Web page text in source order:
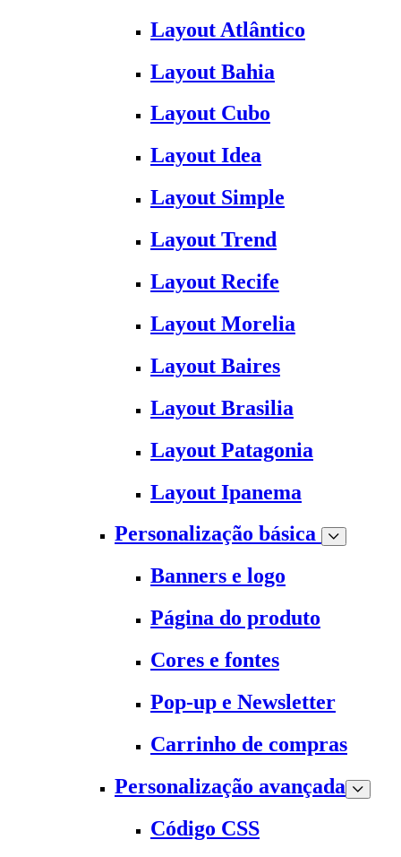
Layout Atlântico
Layout Bahia
Layout Cubo
Layout Idea
Layout Simple
Layout Trend
Layout Recife
Layout Morelia
Layout Baires
Layout Brasilia
Layout Patagonia
Layout Ipanema
Personalização básica
Banners e logo
Página do produto
Cores e fontes
Pop-up e Newsletter
Carrinho de compras
Personalização avançada
Código CSS